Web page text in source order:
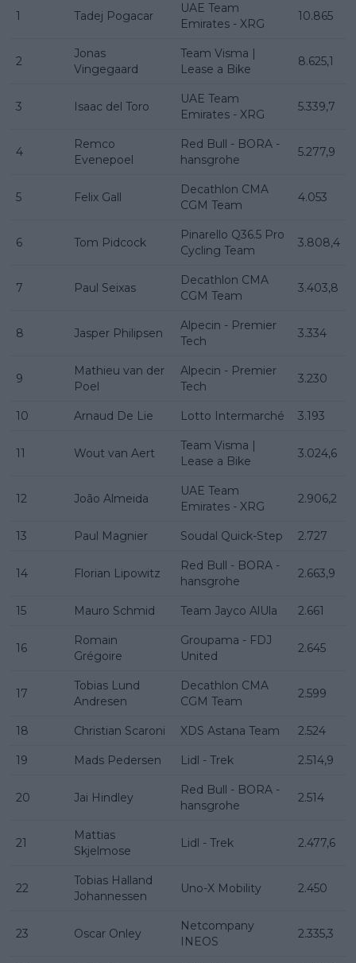
1 Tadej Pogacar
UAE Team
Emirates - XRG
10.865
2
Jonas
Vingegaard
Team Visma |
Lease a Bike
8.625,1
3 Isaac del Toro
UAE Team
Emirates - XRG
5.339,7
4
Remco
Evenepoel
Red Bull - BORA -
hansgrohe
5.277,9
5 Felix Gall
Decathlon CMA
CGM Team
4.053
6 Tom Pidcock
Pinarello Q36.5 Pro
Cycling Team
3.808,4
7 Paul Seixas
Decathlon CMA
CGM Team
3.403,8
8 Jasper Philipsen
Alpecin - Premier
Tech
3.334
9
Mathieu van der
Poel
Alpecin - Premier
Tech
3.230
10 Arnaud De Lie Lotto Intermarché 3.193
11 Wout van Aert
Team Visma |
Lease a Bike
3.024,6
12 João Almeida
UAE Team
Emirates - XRG
2.906,2
13 Paul Magnier Soudal Quick-Step 2.727
14 Florian Lipowitz
Red Bull - BORA -
hansgrohe
2.663,9
15 Mauro Schmid Team Jayco AlUla 2.661
16
Romain
Grégoire
Groupama - FDJ
United
2.645
17
Tobias Lund
Andresen
Decathlon CMA
CGM Team
2.599
18 Christian Scaroni XDS Astana Team 2.524
19 Mads Pedersen Lidl - Trek 2.514,9
20 Jai Hindley
Red Bull - BORA -
hansgrohe
2.514
21
Mattias
Skjelmose
Lidl - Trek 2.477,6
22
Tobias Halland
Johannessen
Uno-X Mobility 2.450
23 Oscar Onley
Netcompany
INEOS
2.335,3